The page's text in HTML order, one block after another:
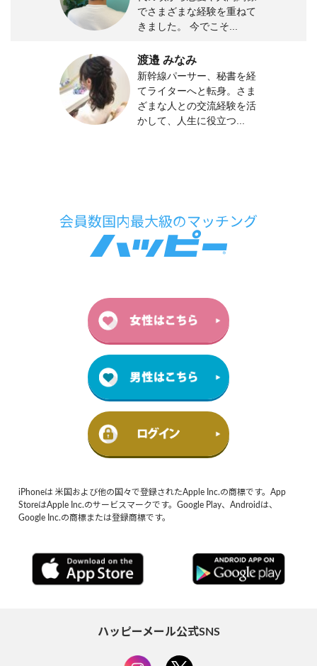
でさまざまな経験を重ねて
きました。 今でこそ...
渡邉 みなみ
新幹線パーサー、秘書を経
てライターへと転身。さま
ざまな人との交流経験を活
かして、人生に役立つ...
iPhoneは 米国および他の国々で登録されたApple Inc.の商標です。App
StoreはApple Inc.のサービスマークです。Google Play、Androidは、
Google Inc.の商標または登録商標です。
ハッピーメール公式SNS